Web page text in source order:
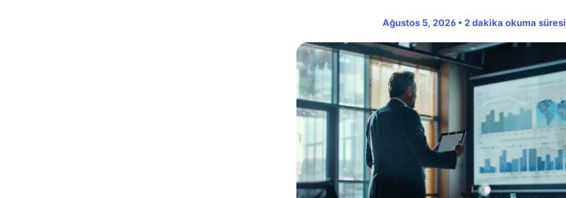
Ağustos 5, 2026 • 2 dakika okuma süresi